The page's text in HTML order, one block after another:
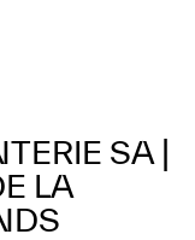
SA |
LA